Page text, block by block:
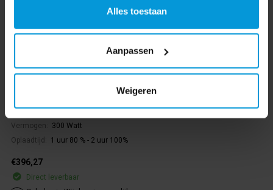
Alles toestaan
Aanpassen
Weigeren
Gewicht: 2 kg
Vermogen:
300 Watt
Oplaadtijd:
1 uur 80 % - 2 uur 100%
€396,27
Direct leverbaar